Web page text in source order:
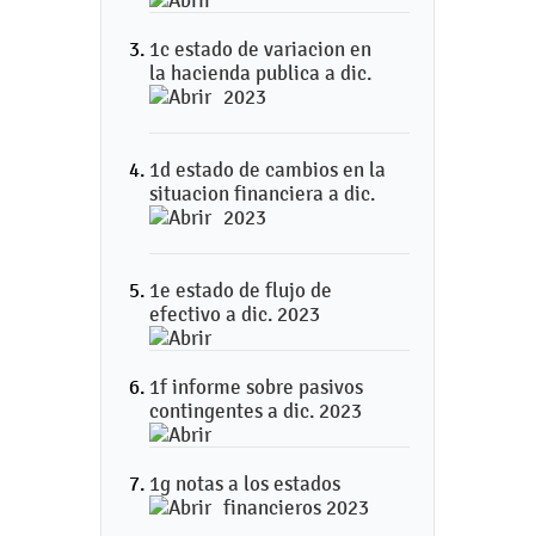
1c estado de variacion en
la hacienda publica a dic.
2023
1d estado de cambios en la
situacion financiera a dic.
2023
1e estado de flujo de
efectivo a dic. 2023
1f informe sobre pasivos
contingentes a dic. 2023
1g notas a los estados
financieros 2023